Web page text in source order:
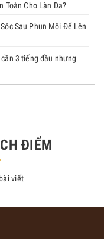
Toàn Cho Làn Da?
Sau Phun Môi Để Lên
3 tiếng đầu nhưng
ĐIỂM
viết